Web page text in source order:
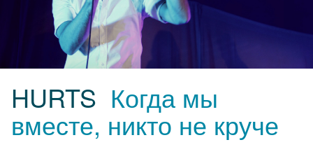
HURTS Когда мы
вместе, никто не круче